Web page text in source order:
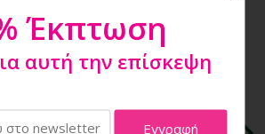
Έκπτωση
αυτή την επίσκεψη